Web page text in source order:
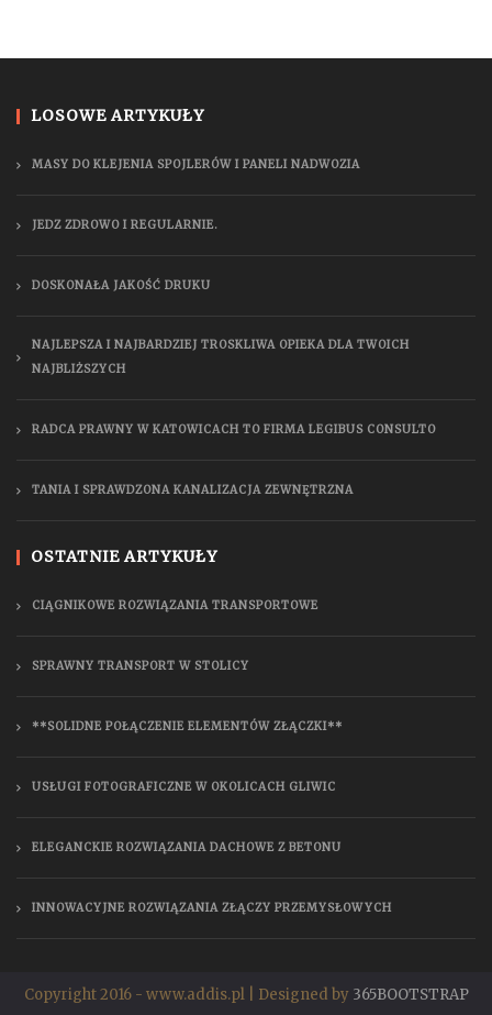
LOSOWE ARTYKUŁY
MASY DO KLEJENIA SPOJLERÓW I PANELI NADWOZIA
JEDZ ZDROWO I REGULARNIE.
DOSKONAŁA JAKOŚĆ DRUKU
NAJLEPSZA I NAJBARDZIEJ TROSKLIWA OPIEKA DLA TWOICH
NAJBLIŻSZYCH
RADCA PRAWNY W KATOWICACH TO FIRMA LEGIBUS CONSULTO
TANIA I SPRAWDZONA KANALIZACJA ZEWNĘTRZNA
OSTATNIE ARTYKUŁY
CIĄGNIKOWE ROZWIĄZANIA TRANSPORTOWE
SPRAWNY TRANSPORT W STOLICY
**SOLIDNE POŁĄCZENIE ELEMENTÓW ZŁĄCZKI**
USŁUGI FOTOGRAFICZNE W OKOLICACH GLIWIC
ELEGANCKIE ROZWIĄZANIA DACHOWE Z BETONU
INNOWACYJNE ROZWIĄZANIA ZŁĄCZY PRZEMYSŁOWYCH
Copyright 2016 - www.addis.pl | Designed by 365BOOTSTRAP